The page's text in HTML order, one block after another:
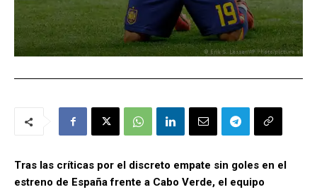
Tras las críticas por el discreto empate sin goles en el
estreno de España frente a Cabo Verde, el equipo